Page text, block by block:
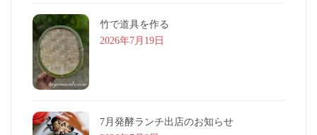
竹で道具を作る
2026年7月19日
7月発酵ランチ出店のお知らせ